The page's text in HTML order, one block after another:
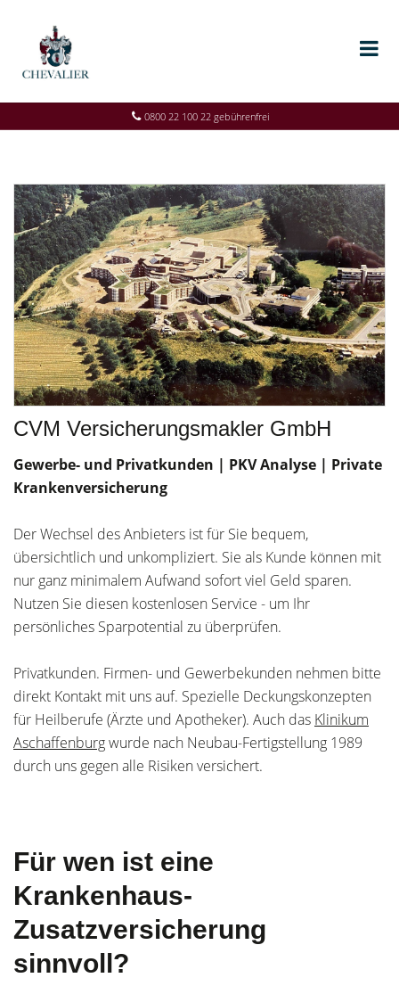
0800 22 100 22 gebührenfrei
CVM Versicherungsmakler GmbH
Gewerbe- und Privatkunden | PKV Analyse | Private
Krankenversicherung
Der Wechsel des Anbieters ist für Sie bequem,
übersichtlich und unkompliziert. Sie als Kunde können mit
nur ganz minimalem Aufwand sofort viel Geld sparen.
Nutzen Sie diesen kostenlosen Service - um Ihr
persönliches Sparpotential zu überprüfen.
Privatkunden. Firmen- und Gewerbekunden nehmen bitte
direkt Kontakt mit uns auf. Spezielle Deckungskonzepten
für Heilberufe (Ärzte und Apotheker). Auch das Klinikum
Aschaffenburgwurde nach Neubau-Fertigstellung 1989
durch uns gegen alle Risiken versichert.
Für wen ist eine
Krankenhaus-
Zusatzversicherung
sinnvoll?